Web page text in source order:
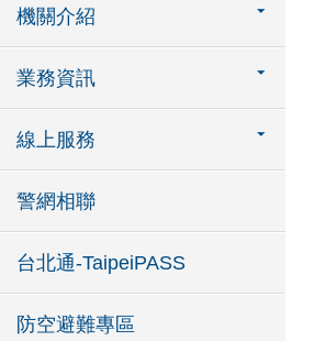
機關介紹
業務資訊
線上服務
警網相聯
台北通-TaipeiPASS
防空避難專區